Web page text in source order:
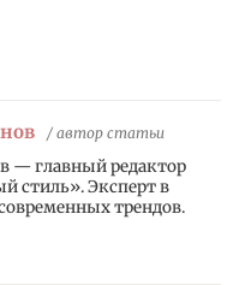
/ автор статьи
— главный редактор
стиль». Эксперт в
трендов.